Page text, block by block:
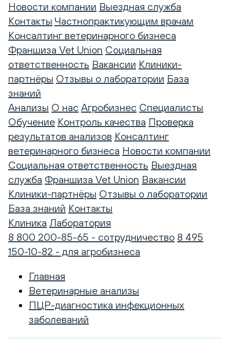
Новости компании Выездная служба
Контакты Частнопрактикующим врачам
Консалтинг ветеринарного бизнеса
Франшиза Vet Union Социальная
ответственность Вакансии Клиники-
партнёры Отзывы о лаборатории База
знаний
Анализы О нас Агробизнес Специалисты
Обучение Контроль качества Проверка
результатов анализов Консалтинг
ветеринарного бизнеса Новости компании
Социальная ответственность Выездная
служба Франшиза Vet Union Вакансии
Клиники-партнёры Отзывы о лаборатории
База знаний Контакты
Клиника Лаборатория
8 800 200-85-65 - сотрудничество 8 495
150-10-82 - для агробизнеса
Главная
Ветеринарные анализы
ПЦР-диагностика инфекционных
заболеваний